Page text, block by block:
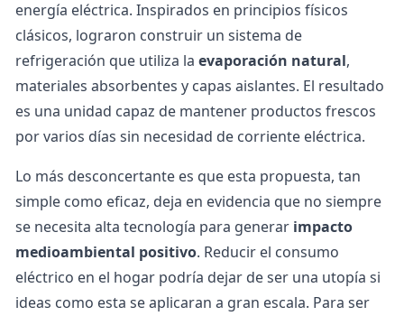
energía eléctrica. Inspirados en principios físicos
clásicos, lograron construir un sistema de
refrigeración que utiliza la evaporación natural,
materiales absorbentes y capas aislantes. El resultado
es una unidad capaz de mantener productos frescos
por varios días sin necesidad de corriente eléctrica.
Lo más desconcertante es que esta propuesta, tan
simple como eficaz, deja en evidencia que no siempre
se necesita alta tecnología para generar impacto
medioambiental positivo. Reducir el consumo
eléctrico en el hogar podría dejar de ser una utopía si
ideas como esta se aplicaran a gran escala. Para ser